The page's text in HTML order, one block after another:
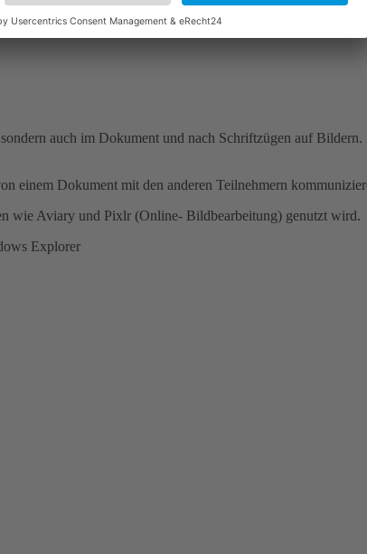
auch im Dokument und nach Schriftzügen auf
einem Dokument mit den anderen Teilnehmern
wie Aviary und Pixlr (Online- Bildbearbeitung) genutzt wird.